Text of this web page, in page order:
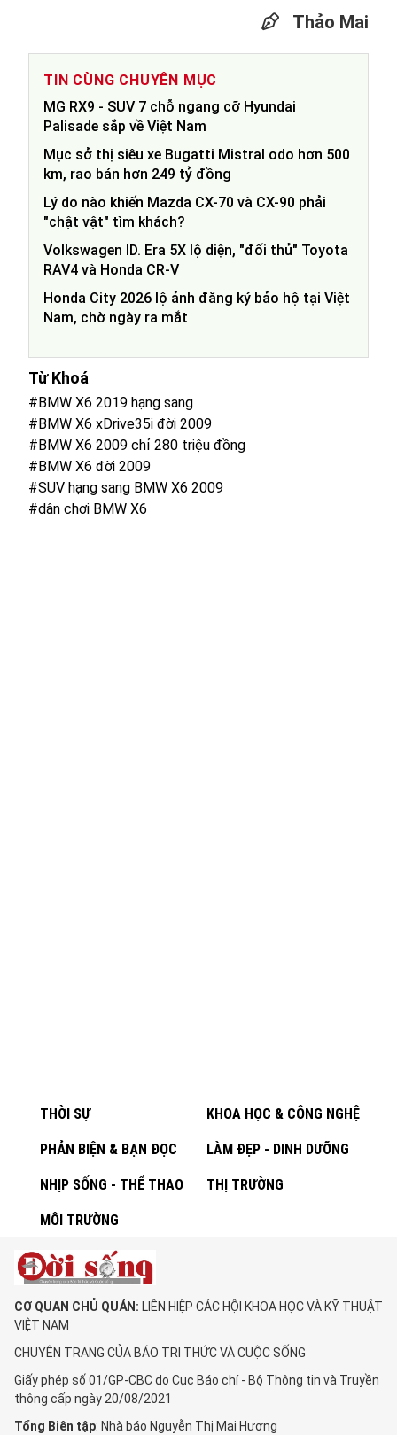
Thảo Mai
TIN CÙNG CHUYÊN MỤC
MG RX9 - SUV 7 chỗ ngang cỡ Hyundai
Palisade sắp về Việt Nam
Mục sở thị siêu xe Bugatti Mistral odo hơn 500
km, rao bán hơn 249 tỷ đồng
Lý do nào khiến Mazda CX-70 và CX-90 phải
"chật vật" tìm khách?
Volkswagen ID. Era 5X lộ diện, "đối thủ" Toyota
RAV4 và Honda CR-V
Honda City 2026 lộ ảnh đăng ký bảo hộ tại Việt
Nam, chờ ngày ra mắt
Từ Khoá
#BMW X6 2019 hạng sang
#BMW X6 xDrive35i đời 2009
#BMW X6 2009 chỉ 280 triệu đồng
#BMW X6 đời 2009
#SUV hạng sang BMW X6 2009
#dân chơi BMW X6
THỜI SỰ KHOA HỌC & CÔNG NGHỆ
PHẢN BIỆN & BẠN ĐỌC LÀM ĐẸP - DINH DƯỠNG
NHỊP SỐNG - THỂ THAO THỊ TRƯỜNG
MÔI TRƯỜNG
CƠ QUAN CHỦ QUẢN: LIÊN HIỆP CÁC HỘI KHOA HỌC VÀ KỸ THUẬT
VIỆT NAM
CHUYÊN TRANG CỦA BÁO TRI THỨC VÀ CUỘC SỐNG
Giấy phép số 01/GP-CBC do Cục Báo chí - Bộ Thông tin và Truyền
thông cấp ngày 20/08/2021
Tổng Biên tập: Nhà báo Nguyễn Thị Mai Hương